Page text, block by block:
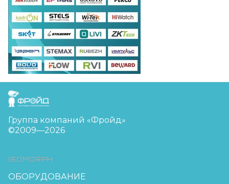
FreudGroup
Группа компаний «Фройд»
©2009—2026
ISOMORPH
ОБОРУДОВАНИЕ